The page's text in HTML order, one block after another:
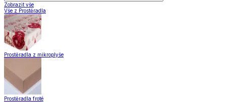
Zobrazit vše
Vše z Prostěradla
Prostěradla z mikroplyše
Prostěradla froté